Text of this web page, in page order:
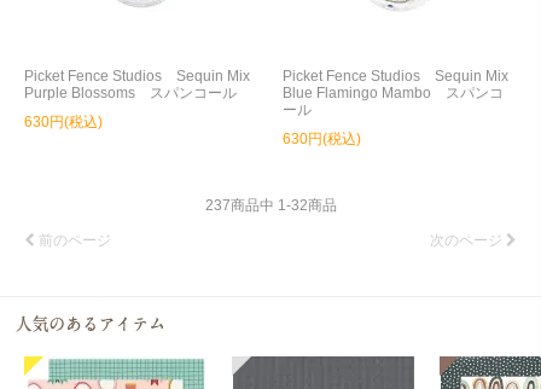
Picket Fence Studios Sequin Mix
Purple Blossoms スパンコール
630円(税込)
Picket Fence Studios Sequin Mix
Blue Flamingo Mambo スパンコ
ール
630円(税込)
237商品中 1-32商品
前のページ 次のページ